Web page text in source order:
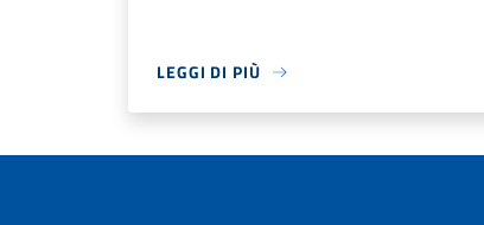
LEGGI DI PIÙ